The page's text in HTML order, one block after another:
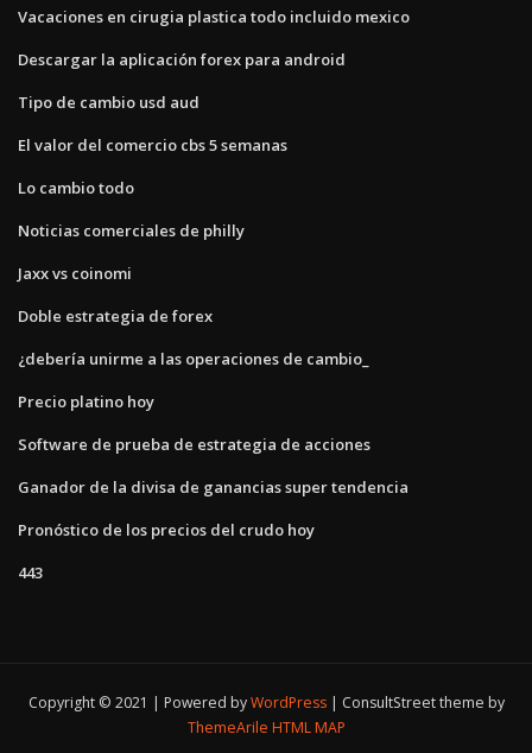
Vacaciones en cirugia plastica todo incluido mexico
Descargar la aplicación forex para android
Tipo de cambio usd aud
El valor del comercio cbs 5 semanas
Lo cambio todo
Noticias comerciales de philly
Jaxx vs coinomi
Doble estrategia de forex
¿debería unirme a las operaciones de cambio_
Precio platino hoy
Software de prueba de estrategia de acciones
Ganador de la divisa de ganancias super tendencia
Pronóstico de los precios del crudo hoy
443
Copyright © 2021 | Powered byWordPress
ConsultStreet theme by
ThemeArile HTML MAP